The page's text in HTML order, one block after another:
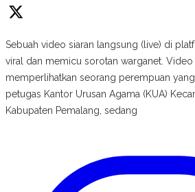
Sebuah video siaran langsung (live) di
viral dan memicu sorotan warganet.
memperlihatkan seorang perempuan
petugas Kantor Urusan Agama (KUA)
Kabupaten Pemalang, sedang